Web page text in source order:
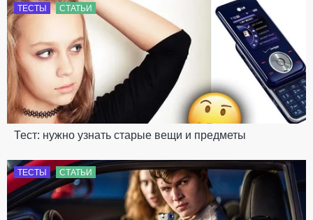
ТЕСТЫ СТАТЬИ
Тест: нужно узнать старые вещи и предметы
ТЕСТЫ СТАТЬИ